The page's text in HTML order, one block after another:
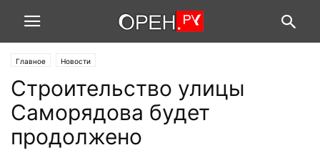
Главное Новости
Строительство улицы
Саморядова будет
продолжено